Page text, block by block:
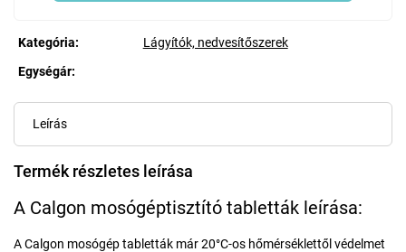
Kategória:
Lágyítók, nedvesítőszerek
Egységár:
Leírás
Termék részletes leírása
A Calgon mosógéptisztító tabletták leírása:
A Calgon mosógép tabletták már 20°C-os hőmérséklettől védelmet